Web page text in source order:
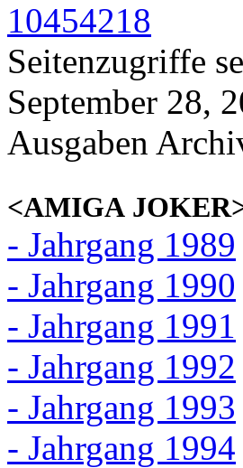
10454218
Seitenzugriffe
September 28,
Ausgaben
<AMIGA
- Jahrgang 1989
- Jahrgang 1990
- Jahrgang 1991
- Jahrgang 1992
- Jahrgang 1993
- Jahrgang 1994